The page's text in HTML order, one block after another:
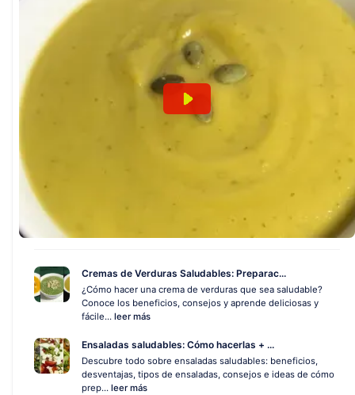
Cremas de Verduras Saludables: Preparac...
¿Cómo hacer una crema de verduras que sea saludable?
Conoce los beneficios, consejos y aprende deliciosas y
fácile... leer más
Ensaladas saludables: Cómo hacerlas + ...
Descubre todo sobre ensaladas saludables: beneficios,
desventajas, tipos de ensaladas, consejos e ideas de cómo
prep... leer más